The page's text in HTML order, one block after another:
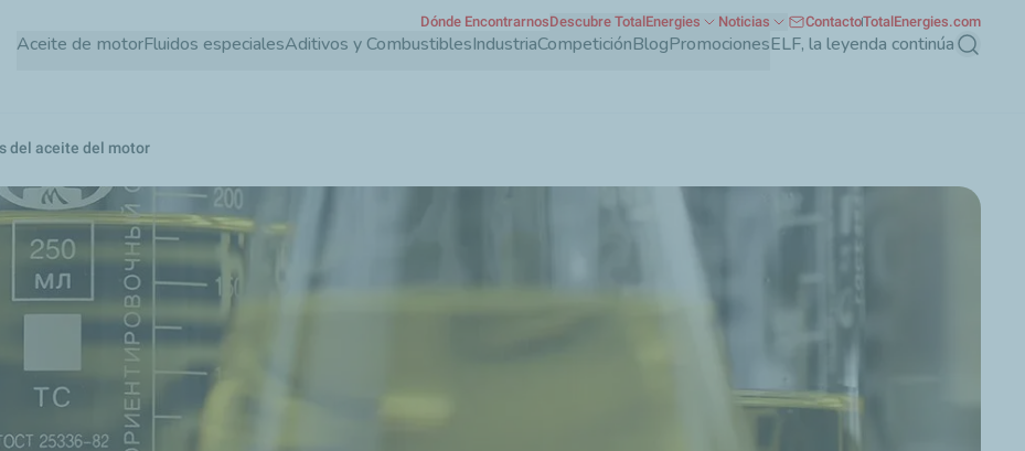
Pasar
Aceite de motorFluidos especialesAditivos y CombustiblesIndustriaCompeticiónBlogPromocionesELF, la leyenda continúa Buscar
Dónde EncontrarnosDescubre TotalEnergies Noticias ContactoTotalEnergies.com
del aceite del motor